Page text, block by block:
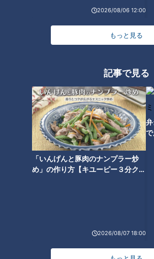
2026/08/06 12:00
もっと見る
記事で見る
「いんげんと豚肉のナンプラー炒
め」の作り方【キユーピー３分クッ
2026/08/07 18:00
ランキング